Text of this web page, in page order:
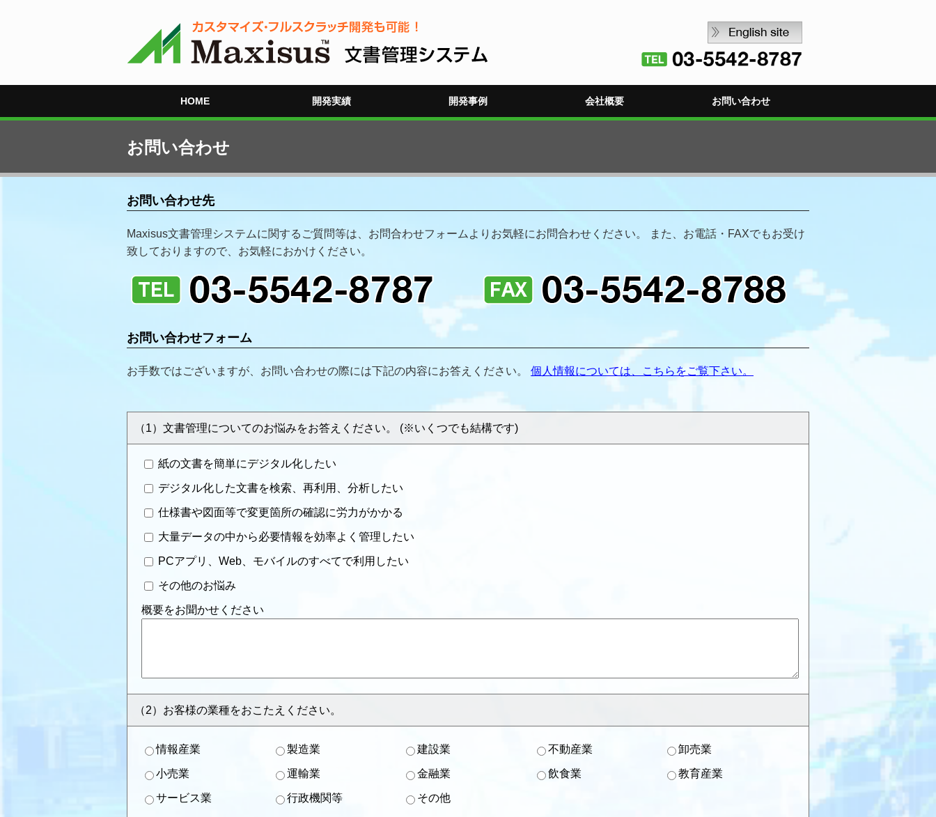
HOME 開発実績 開発事例 会社概要 お問い合わせ
お問い合わせ
お問い合わせ先
Maxisus文書管理システムに関するご質問等は、お問合わせフォームよりお気軽にお問合わせください。 また、お電話・FAXでもお受け
致しておりますので、お気軽におかけください。
お問い合わせフォーム
お手数ではございますが、お問い合わせの際には下記の内容にお答えください。 個人情報については、こちらをご覧下さい。
（1）文書管理についてのお悩みをお答えください。 (※いくつでも結構です)
紙の文書を簡単にデジタル化したい
デジタル化した文書を検索、再利用、分析したい
仕様書や図面等で変更箇所の確認に労力がかかる
大量データの中から必要情報を効率よく管理したい
PCアプリ、Web、モバイルのすべてで利用したい
その他のお悩み
概要をお聞かせください
（2）お客様の業種をおこたえください。
情報産業 製造業 建設業 不動産業 卸売業
小売業 運輸業 金融業 飲食業 教育産業
サービス業 行政機関等 その他